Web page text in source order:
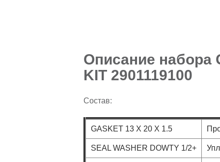
Описание набора
KIT 2901119100
Состав:
GASKET 13 X 20 X 1.5
SEAL WASHER DOWTY 1/2+